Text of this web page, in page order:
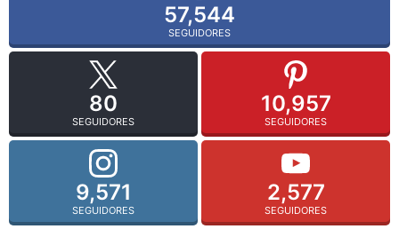
57,544
SEGUIDORES
80
SEGUIDORES
10,957
SEGUIDORES
9,571
SEGUIDORES
2,577
SEGUIDORES